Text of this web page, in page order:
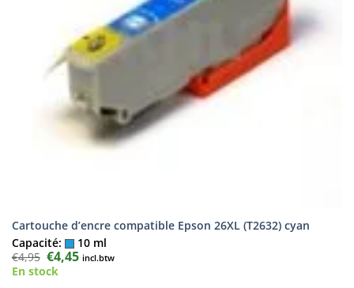
Cartouche d’encre compatible Epson 26XL (T2632) cyan
Capacité:
10 ml
€4,95 Le
prix
initial
€4,45Le
prix
incl.btw
En stock